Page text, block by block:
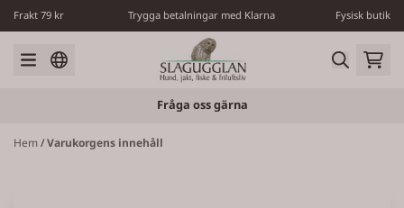
Hoppa till innehåll
Frakt 79 kr Trygga betalningar med Klarna Fysisk butik
Fråga oss gärna
Hem/Varukorgens innehåll